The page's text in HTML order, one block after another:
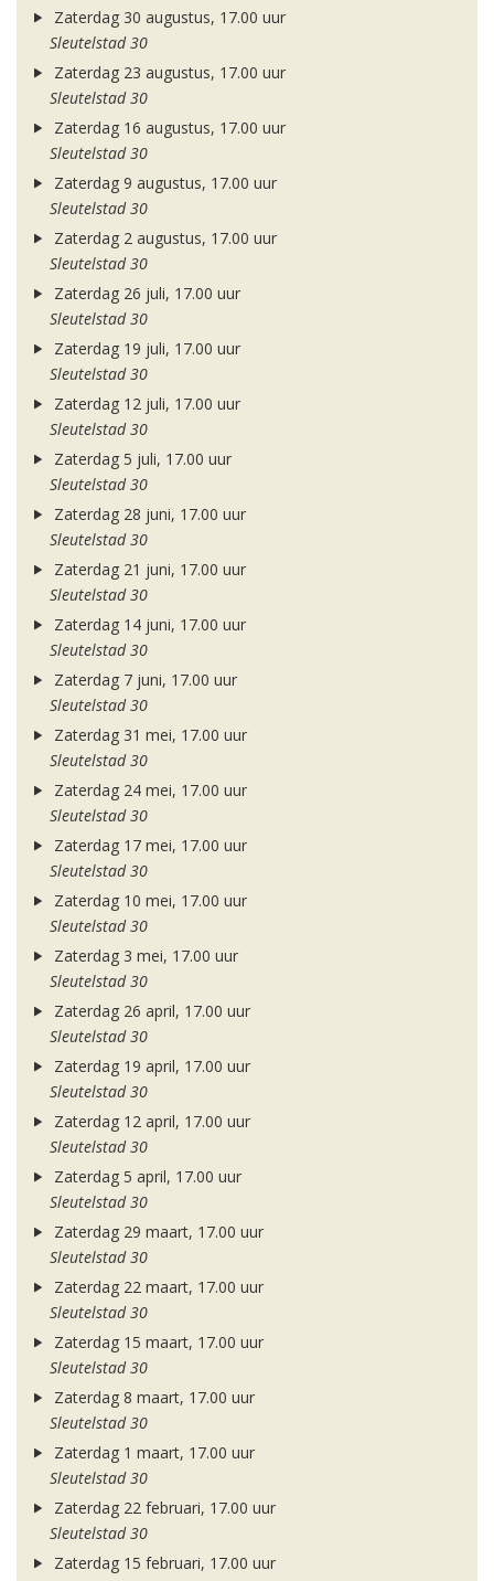
Zaterdag 30 augustus, 17.00 uur
Sleutelstad 30
Zaterdag 23 augustus, 17.00 uur
Sleutelstad 30
Zaterdag 16 augustus, 17.00 uur
Sleutelstad 30
Zaterdag 9 augustus, 17.00 uur
Sleutelstad 30
Zaterdag 2 augustus, 17.00 uur
Sleutelstad 30
Zaterdag 26 juli, 17.00 uur
Sleutelstad 30
Zaterdag 19 juli, 17.00 uur
Sleutelstad 30
Zaterdag 12 juli, 17.00 uur
Sleutelstad 30
Zaterdag 5 juli, 17.00 uur
Sleutelstad 30
Zaterdag 28 juni, 17.00 uur
Sleutelstad 30
Zaterdag 21 juni, 17.00 uur
Sleutelstad 30
Zaterdag 14 juni, 17.00 uur
Sleutelstad 30
Zaterdag 7 juni, 17.00 uur
Sleutelstad 30
Zaterdag 31 mei, 17.00 uur
Sleutelstad 30
Zaterdag 24 mei, 17.00 uur
Sleutelstad 30
Zaterdag 17 mei, 17.00 uur
Sleutelstad 30
Zaterdag 10 mei, 17.00 uur
Sleutelstad 30
Zaterdag 3 mei, 17.00 uur
Sleutelstad 30
Zaterdag 26 april, 17.00 uur
Sleutelstad 30
Zaterdag 19 april, 17.00 uur
Sleutelstad 30
Zaterdag 12 april, 17.00 uur
Sleutelstad 30
Zaterdag 5 april, 17.00 uur
Sleutelstad 30
Zaterdag 29 maart, 17.00 uur
Sleutelstad 30
Zaterdag 22 maart, 17.00 uur
Sleutelstad 30
Zaterdag 15 maart, 17.00 uur
Sleutelstad 30
Zaterdag 8 maart, 17.00 uur
Sleutelstad 30
Zaterdag 1 maart, 17.00 uur
Sleutelstad 30
Zaterdag 22 februari, 17.00 uur
Sleutelstad 30
Zaterdag 15 februari, 17.00 uur